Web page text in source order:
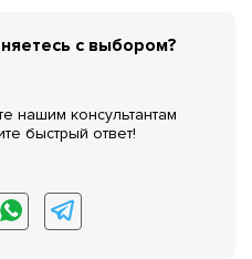
с выбором?
нашим консультантам
быстрый ответ!